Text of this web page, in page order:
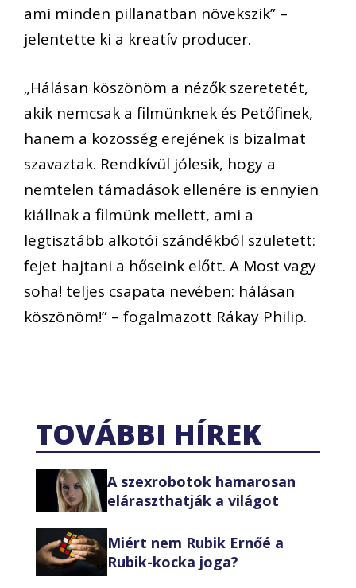
ami minden pillanatban növekszik” –
jelentette ki a kreatív producer.
„Hálásan köszönöm a nézők szeretetét,
akik nemcsak a filmünknek és Petőfinek,
hanem a közösség erejének is bizalmat
szavaztak. Rendkívül jólesik, hogy a
nemtelen támadások ellenére is ennyien
kiállnak a filmünk mellett, ami a
legtisztább alkotói szándékból született:
fejet hajtani a hőseink előtt. A Most vagy
soha! teljes csapata nevében: hálásan
köszönöm!” – fogalmazott Rákay Philip.
TOVÁBBI HÍREK
A szexrobotok hamarosan
eláraszthatják a világot
Miért nem Rubik Ernőé a
Rubik-kocka joga?